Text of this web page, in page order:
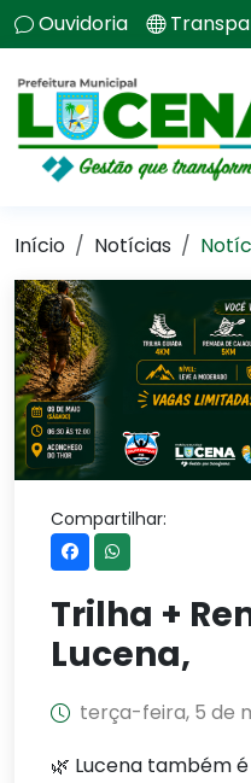
Ouvidoria
Início Notícias
Compartilhar:
Trilha +
Lucena,
terça-feira, 5 de
🌿 Lucena também